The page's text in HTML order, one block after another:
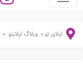
اپلای تو> وبلاگ اپلایتو >